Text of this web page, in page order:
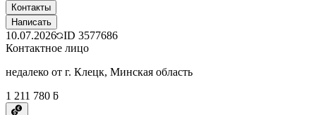
Контакты
Написать
10.07.2026 ID 3577686
Контактное лицо
недалеко от г. Клецк, Минская область
1 211 780 ƃ